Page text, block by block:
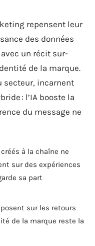
repensent leur
des données
avec un récit sur-
de la marque.
secteur, incarnent
: l’IA booste la
du message ne
à la chaîne ne
sur des expériences
sa part
sur les retours
de la marque reste la